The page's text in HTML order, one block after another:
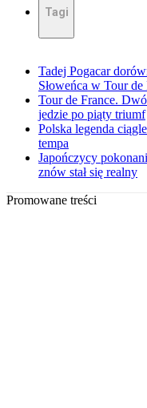
Tagi
Tadej Pogacar
Słoweńca w Tour de
Tour de France.
jedzie po piąty triumf
Polska legenda
tempa
Japończycy
znów stał się realny
Promowane treści